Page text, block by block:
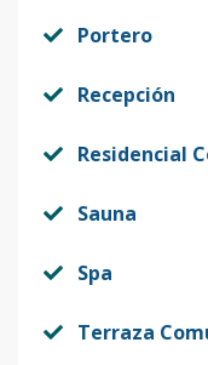
Portero
Recepción
Residencial
Sauna
Spa
Terraza